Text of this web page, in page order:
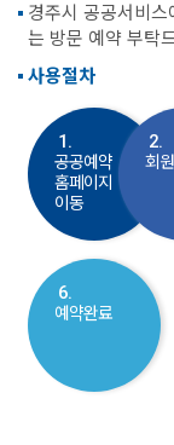
경주시 공공서비
는 방문 예약 부탁
사용절차
1.
공공예약
홈페이지
이동
2.
회
6.
예약완료